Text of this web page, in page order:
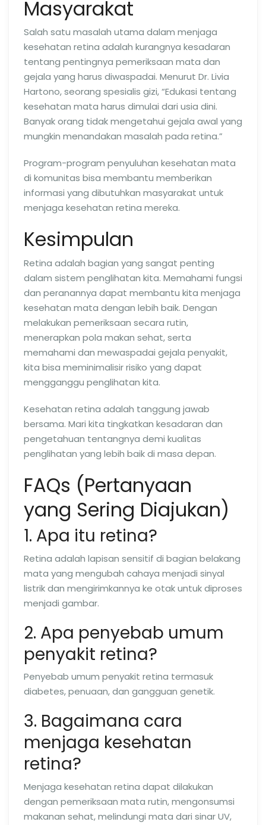
Masyarakat
Salah satu masalah utama dalam menjaga
kesehatan retina adalah kurangnya kesadaran
tentang pentingnya pemeriksaan mata dan
gejala yang harus diwaspadai. Menurut Dr. Livia
Hartono, seorang spesialis gizi, “Edukasi tentang
kesehatan mata harus dimulai dari usia dini.
Banyak orang tidak mengetahui gejala awal yang
mungkin menandakan masalah pada retina.”
Program-program penyuluhan kesehatan mata
di komunitas bisa membantu memberikan
informasi yang dibutuhkan masyarakat untuk
menjaga kesehatan retina mereka.
Kesimpulan
Retina adalah bagian yang sangat penting
dalam sistem penglihatan kita. Memahami fungsi
dan peranannya dapat membantu kita menjaga
kesehatan mata dengan lebih baik. Dengan
melakukan pemeriksaan secara rutin,
menerapkan pola makan sehat, serta
memahami dan mewaspadai gejala penyakit,
kita bisa meminimalisir risiko yang dapat
mengganggu penglihatan kita.
Kesehatan retina adalah tanggung jawab
bersama. Mari kita tingkatkan kesadaran dan
pengetahuan tentangnya demi kualitas
penglihatan yang lebih baik di masa depan.
FAQs (Pertanyaan
yang Sering Diajukan)
1. Apa itu retina?
Retina adalah lapisan sensitif di bagian belakang
mata yang mengubah cahaya menjadi sinyal
listrik dan mengirimkannya ke otak untuk diproses
menjadi gambar.
2. Apa penyebab umum
penyakit retina?
Penyebab umum penyakit retina termasuk
diabetes, penuaan, dan gangguan genetik.
3. Bagaimana cara
menjaga kesehatan
retina?
Menjaga kesehatan retina dapat dilakukan
dengan pemeriksaan mata rutin, mengonsumsi
makanan sehat, melindungi mata dari sinar UV,